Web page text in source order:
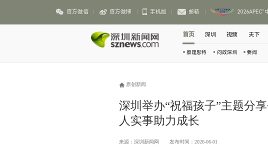
官方微信 官方微博 手机版 邮箱 2026APEC“
首页
察理思特 问政深圳 要闻
深圳 视频 天下
原创新闻
深圳举办“祝福孩子”主题分
人实事助力成长
来源：深圳新闻网 发布时间：2026-06-01